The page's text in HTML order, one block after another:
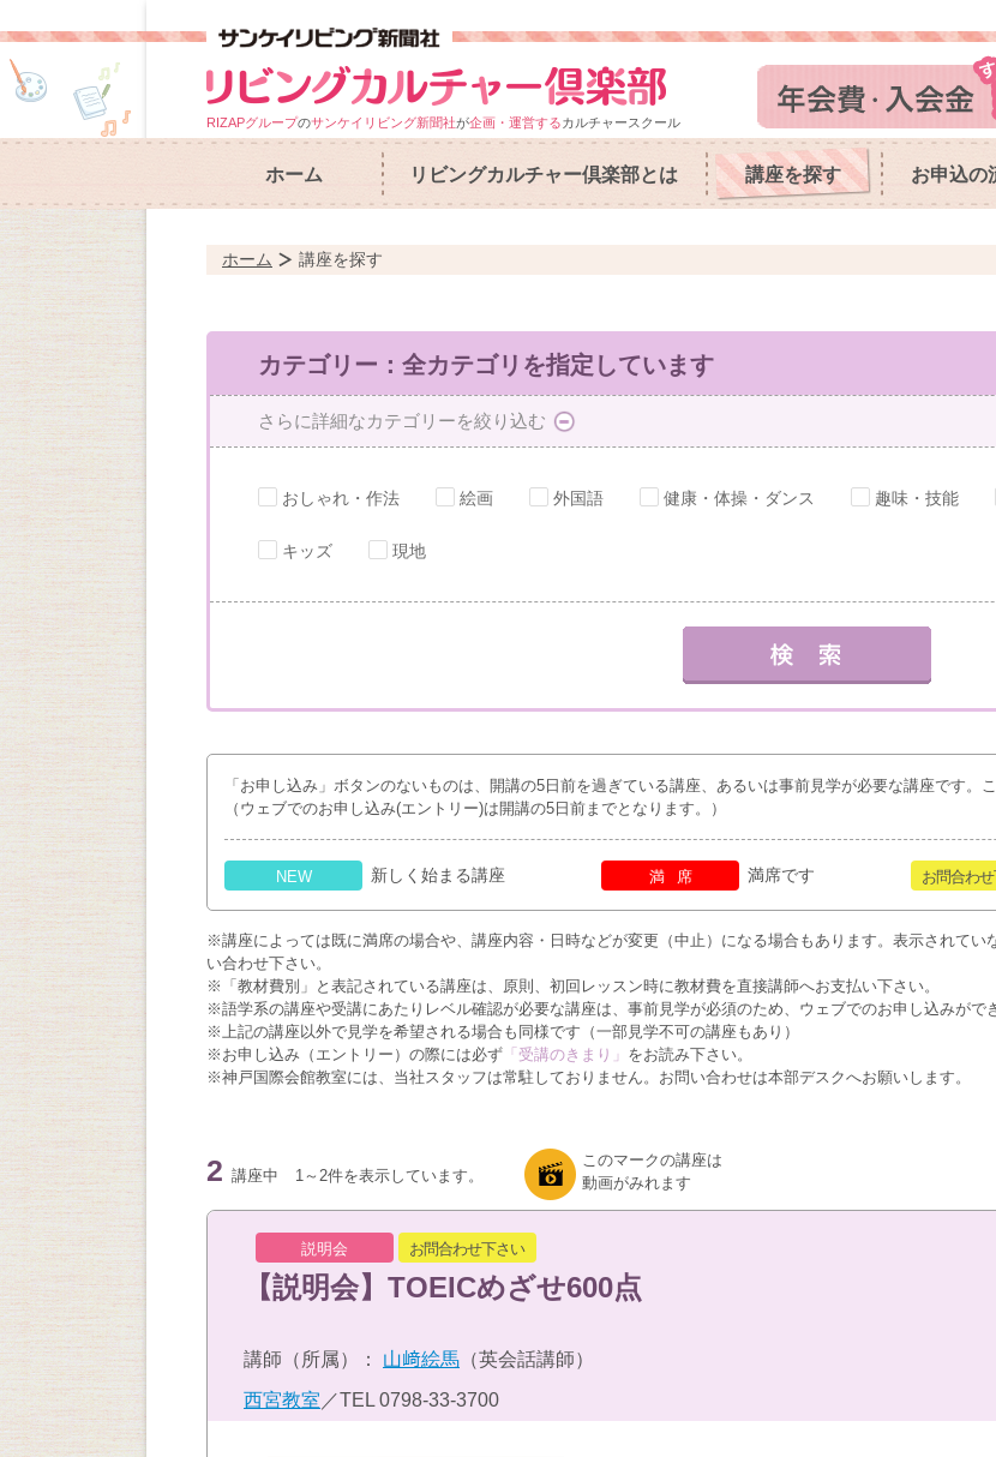
RIZAPグループのサンケイリビング新聞社が企画・運営するカルチャースクール
ホーム リビングカルチャー倶楽部とは 講座を探す お申込の
ホーム 講座を探す
カテゴリー：全カテゴリを指定しています
さらに詳細なカテゴリーを絞り込む
おしゃれ・作法 絵画 外国語 健康・体操・ダンス 趣味・技能
キッズ 現地
「お申し込み」ボタンのないものは、開講の5日前を過ぎている講座、あるいは事前見学が必要な講座です。
（ウェブでのお申し込み(エントリー)は開講の5日前までとなります。）
NEW 新しく始まる講座 満席 満席です お問合わ
※講座によっては既に満席の場合や、講座内容・日時などが変更（中止）になる場合もあります。表示されてい
い合わせ下さい。
※「教材費別」と表記されている講座は、原則、初回レッスン時に教材費を直接講師へお支払い下さい。
※語学系の講座や受講にあたりレベル確認が必要な講座は、事前見学が必須のため、ウェブでのお申し込みがで
※上記の講座以外で見学を希望される場合も同様です（一部見学不可の講座もあり）
※お申し込み（エントリー）の際には必ず 「受講のきまり」 をお読み下さい。
※神戸国際会館教室には、当社スタッフは常駐しておりません。お問い合わせは本部デスクへお願いします。
2 講座中 1～2件を表示しています。
このマークの講座は
動画がみれます
説明会 お問合わせ下さい
【説明会】TOEICめざせ600点
講師（所属）： 山﨑絵馬 （英会話講師）
西宮教室 ／TEL 0798-33-3700